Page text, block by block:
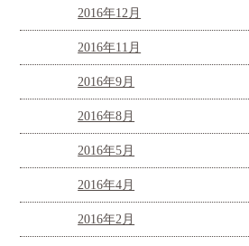
2016年12月
2016年11月
2016年9月
2016年8月
2016年5月
2016年4月
2016年2月